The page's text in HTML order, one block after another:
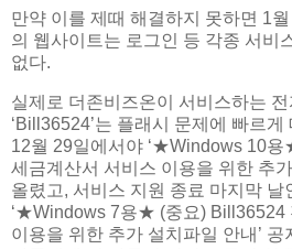
만약 이를 제때 해결하지 못하면 1
의 웹사이트는 로그인 등 각종 서비
없다.
실제로 더존비즈온이 서비스하는
‘Bill36524’는 플래시 문제에 빠르
12월 29일에서야 ‘★Windows 10
세금계산서 서비스 이용을 위한 추
올렸고, 서비스 지원 종료 마지막 날
‘★Windows 7용★ (중요) Bill36524
이용을 위한 추가 설치파일 안내’